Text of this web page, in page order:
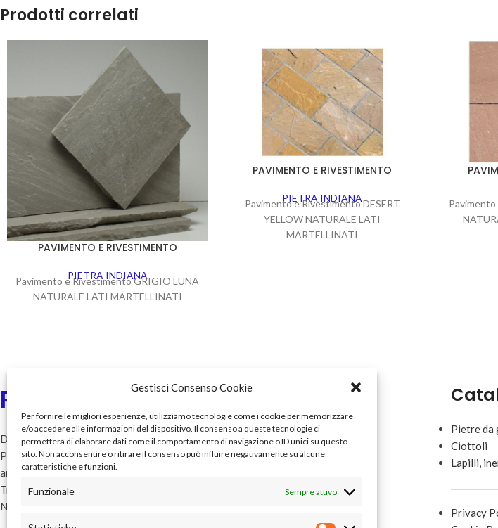
Gestisci Consenso Cookie
Per fornire le migliori esperienze, utilizziamo tecnologie come i cookie per memorizzare
e/o accedere alle informazioni del dispositivo. Il consenso a queste tecnologie ci
permetterà di elaborare dati come il comportamento di navigazione o ID unici su questo
sito. Non acconsentire o ritirare il consenso può influire negativamente su alcune
caratteristiche e funzioni.
Funzionale Sempre attivo
Prodotti correlati
PAVIMENTO E RIVESTIMENTO
PIETRA INDIANA
Pavimento e Rivestimento GRIGIO LUNA
NATURALE LATI MARTELLINATI
PAVIMENTO E RIVESTIMENTO
PIETRA INDIANA
Pavimento e Rivestimento DESERT
YELLOW NATURALE LATI
MARTELLINATI
Pietre&Storia
Da 45 anni nel suggestivo mondo delle
Pietre insieme a tutti coloro che hanno
amato e tramandato le Vecchie
Tradizioni e il piacere dei prodotti
Naturali…
Menu
Home
Chi siamo
Catalogo
Pietre da
Ciottoli
Lapilli,
Privacy